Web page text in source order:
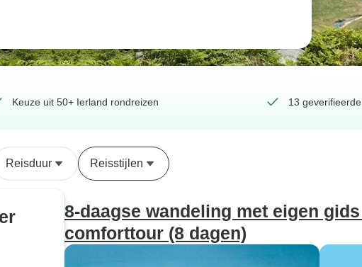
Keuze uit 50+ Ierland rondreizen 13
Reisduur Reisstijlen
8-daagse wandeling met eigen
comforttour (8 dagen)